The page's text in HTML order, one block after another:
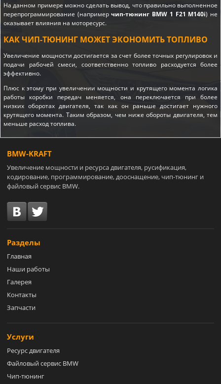
На данном примере можно сделать вывод, что правильно выполненное
перепрограммирование (напримерчип-тюнинг BMW 1 F21 M140i) не
оказывает влияния на моторесурс.
КАК ЧИП-ТЮНИНГ МОЖЕТ ЭКОНОМИТЬ ТОПЛИВО
Увеличение мощности достигается за счет более точных регулировок и
подачи рабочей смеси, соответственно топливо расходуется более
эффективно.
Плюс к этому при увеличении мощности и крутящего момента логика
работы коробки передач меняется, она переключается при более
низких оборотах двигателя, так как он раньше достигает нужного
крутящего момента. Таким образом, чем ниже обороты двигателя, тем
меньше расход топлива.
BMW-KRAFT
Увеличение мощности и ресурса двигателя, русификация,
кодирование, программирование, дооснащение, чип-тюнинг и
файловый сервис BMW.
Разделы
Главная
Наши работы
Галерея
Контакты
Запчасти
Услуги
Ресурс двигателя
Файловый сервис BMW
Чип-тюнинг